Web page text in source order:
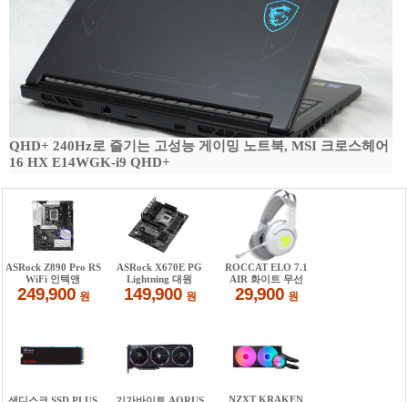
QHD+ 240Hz로 즐기는 고성능 게이밍 노트북, MSI 크로스헤어
16 HX E14WGK-i9 QHD+